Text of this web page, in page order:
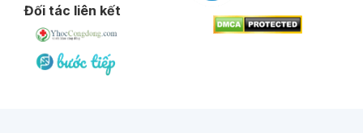
Đối tác liên kết